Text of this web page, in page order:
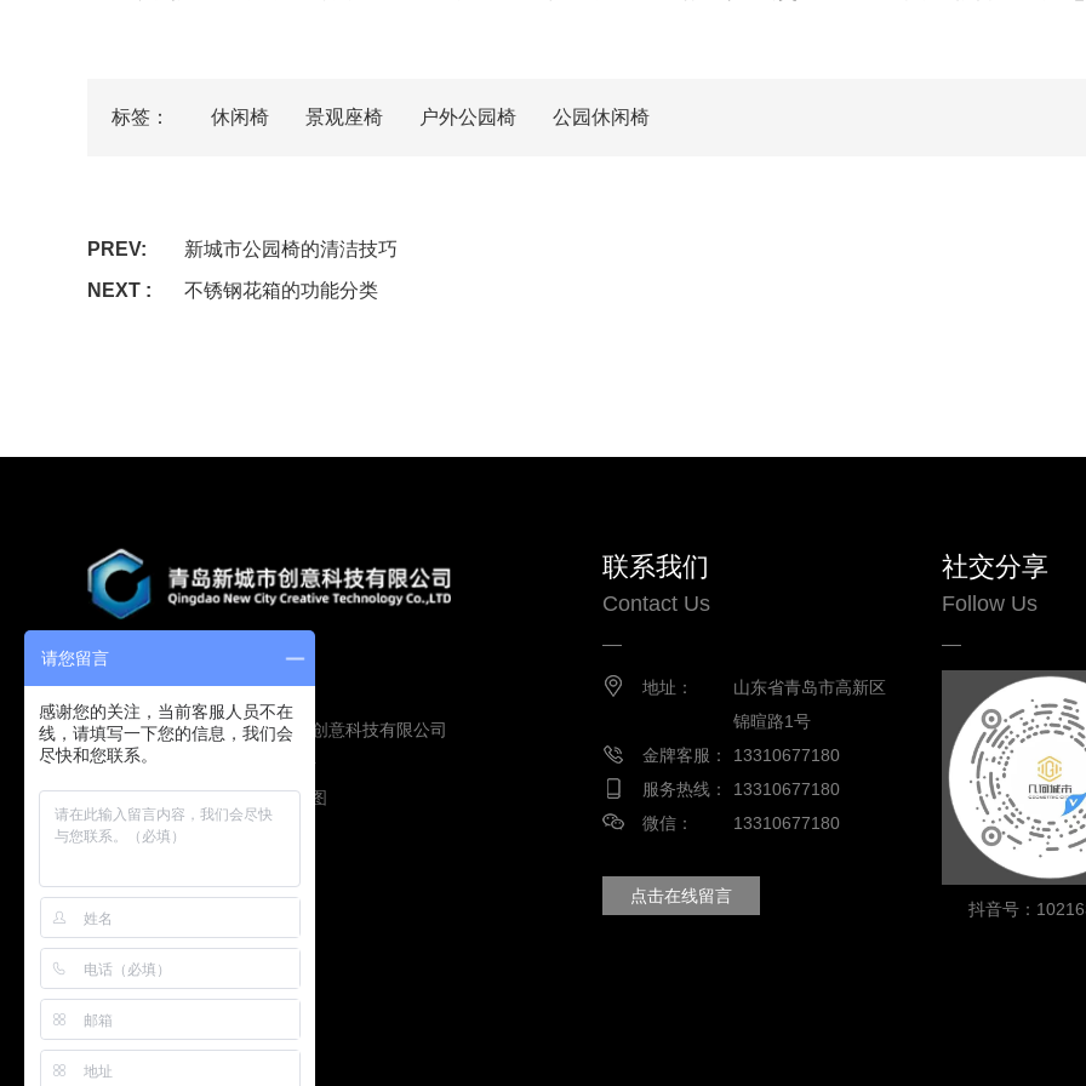
标签： 休闲椅 景观座椅 户外公园椅 公园休闲椅
PREV:
新城市公园椅的清洁技巧
NEXT :
不锈钢花箱的功能分类
Copyright © 2019 青岛新城市创意科技有限公司
版权所有
鲁ICP备16009134号
技术支持：圭谷设计 网站地图
联系我们
Contact Us
地址：
山东省青岛市高新区
锦暄路1号
金牌客服：
13310677180
服务热线：
13310677180
微信：
13310677180
点击在线留言
社交分享
Follow Us
抖音号：
请您留言
感谢您的关注，当前客服人员不在
线，请填写一下您的信息，我们会
尽快和您联系。